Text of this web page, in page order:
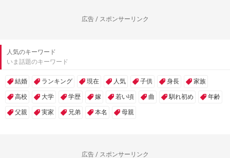
広告 / スポンサーリンク
人気のキーワード
いま話題のキーワード
結婚 ランキング 現在 人気 子供 身長 家族
高校 大学 学歴 嫁 若い頃 曲 馴れ初め 年齢
父親 実家 兄弟 本名 母親
広告 / スポンサーリンク